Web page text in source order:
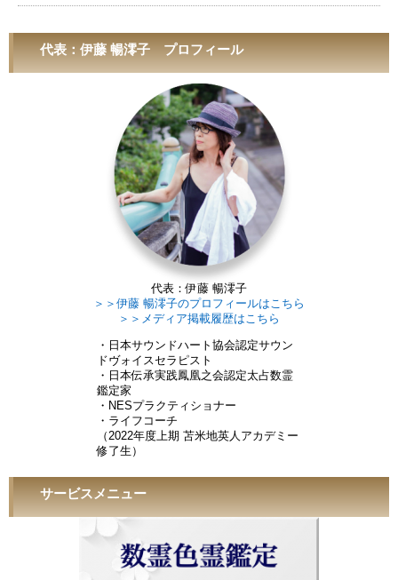
代表：伊藤 暢澪子 プロフィール
代表：伊藤 暢澪子
＞＞伊藤 暢澪子のプロフィールはこちら
＞＞メディア掲載履歴はこちら
・日本サウンドハート協会認定サウン
ドヴォイスセラピスト
・日本伝承実践鳳凰之会認定太占数霊
鑑定家
・NESプラクティショナー
・ライフコーチ
（2022年度上期 苫米地英人アカデミー
修了生）
サービスメニュー